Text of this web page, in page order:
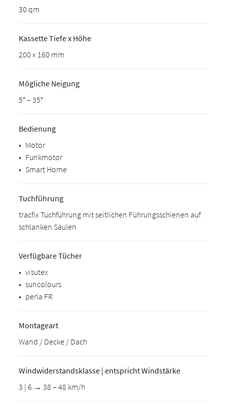
30 qm
Kassette Tiefe x Höhe
200 x 160 mm
Mögliche Neigung
5° – 35°
Bedienung
• Motor
• Funkmotor
• Smart Home
Tuchführung
tracfix Tuchführung mit seitlichen Führungsschienen auf
schlanken Säulen
Verfügbare Tücher
• visutex
• suncolours
• perla FR
Montageart
Wand / Decke / Dach
Windwiderstandsklasse | entspricht Windstärke
3 | 6 → 38 – 48 km/h